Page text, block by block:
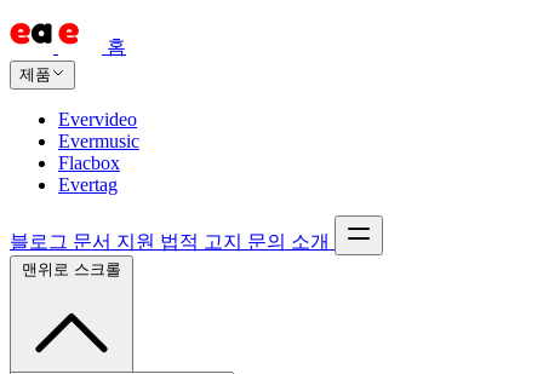
홈
제품
Evervideo
Evermusic
Flacbox
Evertag
블로그 문서 지원 법적 고지 문의 소개
맨위로 스크롤